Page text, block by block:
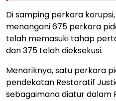
Di samping perkara
menangani 675 perkara
telah memasuki tahap
dan 375 telah dieksekusi.
Menariknya, satu perkara
pendekatan Restoratif
sebagaimana diatur dalam